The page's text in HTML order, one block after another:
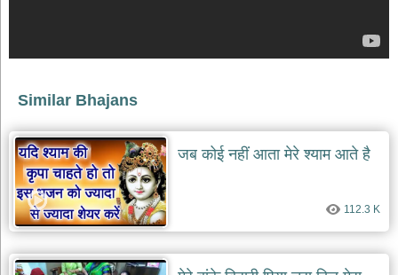
bhajans
खाटू
श्याम
भजन
khatu
shaym
bhajans
रानी
सती
दादी
Similar Bhajans
जब कोई नहीं आता मेरे श्याम आते है
112.3 K